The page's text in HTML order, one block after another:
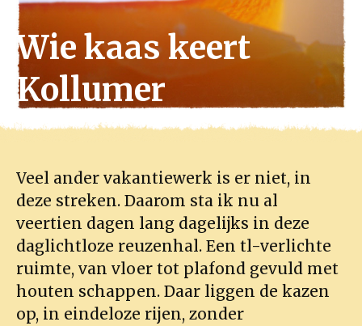
Wie kaas keert
Kollumer
Veel ander vakantiewerk is er niet, in
deze streken. Daarom sta ik nu al
veertien dagen lang dagelijks in deze
daglichtloze reuzenhal. Een tl-verlichte
ruimte, van vloer tot plafond gevuld met
houten schappen. Daar liggen de kazen
op, in eindeloze rijen, zonder